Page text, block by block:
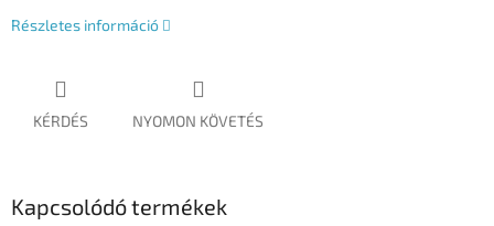
Részletes információ
KÉRDÉS NYOMON KÖVETÉS
Kapcsolódó termékek